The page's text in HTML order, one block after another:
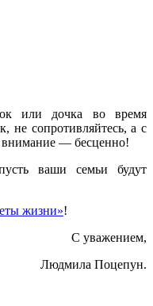
или дочка во время
не сопротивляйтесь, а с
внимание — бесценно!
ваши семьи будут
жизни»!
С уважением,
Людмила Поцепун.